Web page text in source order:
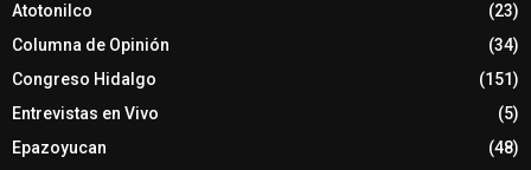
Atotonilco
(23)
Columna de Opinión
(34)
Congreso Hidalgo
(151)
Entrevistas en Vivo
(5)
Epazoyucan
(48)